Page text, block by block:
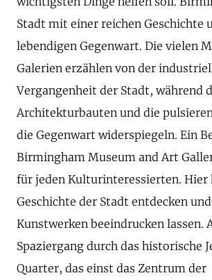
Stadt mit einer reichen Geschichte
lebendigen Gegenwart. Die vielen
Galerien erzählen von der
Vergangenheit der Stadt, während
Architekturbauten und die
die Gegenwart widerspiegeln. Ein
Birmingham Museum and Art
für jeden Kulturinteressierten. Hier
Geschichte der Stadt entdecken
Kunstwerken beeindrucken lassen.
Spaziergang durch das historische
Quarter, das einst das Zentrum der